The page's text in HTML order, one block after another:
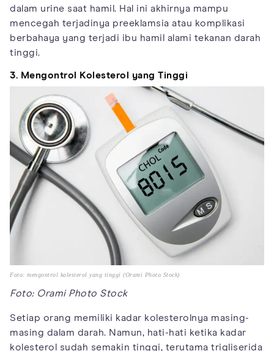
dalam urine saat hamil. Hal ini akhirnya mampu
mencegah terjadinya preeklamsia atau komplikasi
berbahaya yang terjadi ibu hamil alami tekanan darah
tinggi.
3. Mengontrol Kolesterol yang Tinggi
Foto: mengontrol kolesterol yang tinggi (Orami Photo Stock)
Foto: Orami Photo Stock
Setiap orang memiliki kadar kolesterolnya masing-
masing dalam darah. Namun, hati-hati ketika kadar
kolesterol sudah semakin tinggi, terutama trigliserida